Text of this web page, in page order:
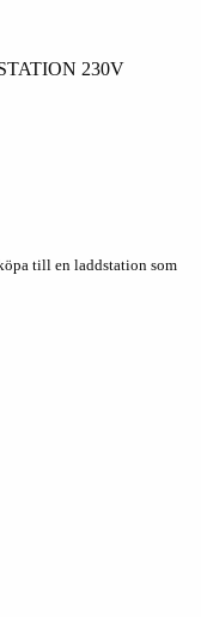
230V
till en laddstation som